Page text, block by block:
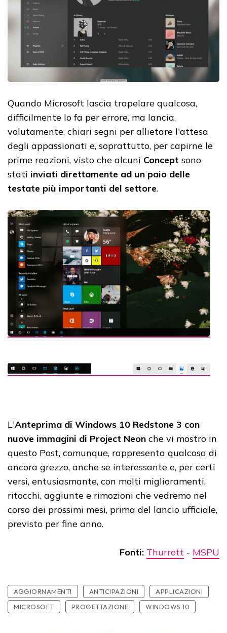
Quando Microsoft lascia trapelare qualcosa,
difficilmente lo fa per errore, ma lancia,
volutamente, chiari segni per allietare l'attesa
degli appassionati e, soprattutto, per capirne le
prime reazioni, visto che alcuni Concept sono
stati inviati direttamente ad un paio delle
testate più importanti del settore.
L'Anteprima di Windows 10 Redstone 3 con
nuove immagini di Project Neon che vi mostro in
questo Post, comunque, rappresenta qualcosa di
ancora grezzo, anche se interessante e, per certi
versi, entusiasmante, con molti miglioramenti,
ritocchi, aggiunte e rimozioni che vedremo nel
corso dei prossimi mesi, prima del lancio ufficiale,
previsto per fine anno.
Fonti: Thurrott - MSPU
AGGIORNAMENTI ANTICIPAZIONI
APPLICAZIONI
MICROSOFT
PROGETTAZIONE WINDOWS 10